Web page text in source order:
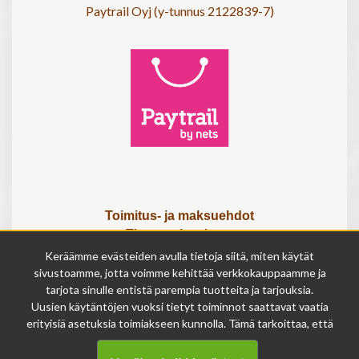
Paytrail Oyj (y-tunnus 2122839-7)
Toimitus- ja maksuehdot
Tietosuojaseloste
Tietoa meistä
Osta lahjakortti
Tilauksen peruutuslomake
Olemme avoinna
ma - pe 9 - 17
Keräämme evästeiden avulla tietoja siitä, miten käytät
sivustoamme, jotta voimme kehittää verkkokauppaamme ja
tarjota sinulle entistä parempia tuotteita ja tarjouksia.
Uusien käytäntöjen vuoksi tietyt toiminnot saattavat vaatia
erityisiä asetuksia toimiakseen kunnolla. Tämä tarkoittaa, että
joissakin tapauksissa anonymisoidut tiedot voivat kertyä,